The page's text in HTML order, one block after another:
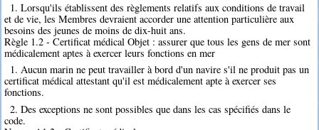
1. Lorsqu'ils établissent des règlements relatifs aux conditions de travail
et de vie, les Membres devraient accorder une attention particulière aux
besoins des jeunes de moins de dix-huit ans.
Règle 1.2 - Certificat médical Objet : assurer que tous les gens de mer sont
médicalement aptes à exercer leurs fonctions en mer
1. Aucun marin ne peut travailler à bord d'un navire s'il ne produit pas un
certificat médical attestant qu'il est médicalement apte à exercer ses
fonctions.
2. Des exceptions ne sont possibles que dans les cas spécifiés dans le
code.